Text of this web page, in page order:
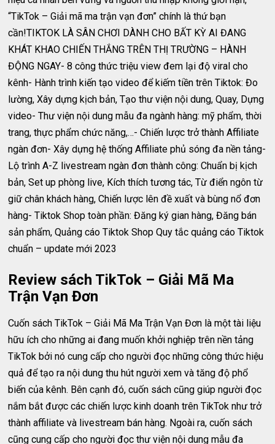
“TikTok – Giải mã ma trận vạn đơn” chính là thứ bạn
cần!TIKTOK LÀ SÂN CHƠI DÀNH CHO BẤT KỲ AI ĐANG
KHÁT KHAO CHIẾN THẮNG TRÊN THỊ TRƯỜNG – HÀNH
ĐỘNG NGAY- 8 công thức triệu view đem lại độ viral cho
kênh- Hành trình kiến tạo video để kiếm tiền trên Tiktok: Đo
lường, Xây dựng kịch bản, Tạo thư viện nội dung, Quay, Dựng
video- Thư viện nội dung mẫu đa ngành hàng: mỹ phẩm, thời
trang, thực phẩm chức năng,…- Chiến lược trở thành Affiliate
ngàn đơn- Xây dựng hệ thống Affiliate phủ sóng đa nền tảng-
Lộ trình A-Z livestream ngàn đơn thành công: Chuẩn bị kịch
bản, Set up phòng live, Kích thích tương tác, Từ điển ngôn từ
giữ chân khách hàng, Chiến lược lên đề xuất và bùng nổ đơn
hàng- Tiktok Shop toàn phần: Đăng ký gian hàng, Đăng bán
sản phẩm, Quảng cáo Tiktok Shop Quy tắc quảng cáo Tiktok
chuẩn – update mới 2023
Review sách TikTok – Giải Mã Ma
Trận Vạn Đơn
Cuốn sách TikTok – Giải Mã Ma Trận Vạn Đơn là một tài liệu
hữu ích cho những ai đang muốn khởi nghiệp trên nền tảng
TikTok bởi nó cung cấp cho người đọc những công thức hiệu
quả để tạo ra nội dung thu hút người xem và tăng độ phổ
biến của kênh. Bên cạnh đó, cuốn sách cũng giúp người đọc
nắm bắt được các chiến lược kinh doanh trên TikTok như trở
thành affiliate và livestream bán hàng. Ngoài ra, cuốn sách
cũng cung cấp cho người đọc thư viện nội dung mẫu đa